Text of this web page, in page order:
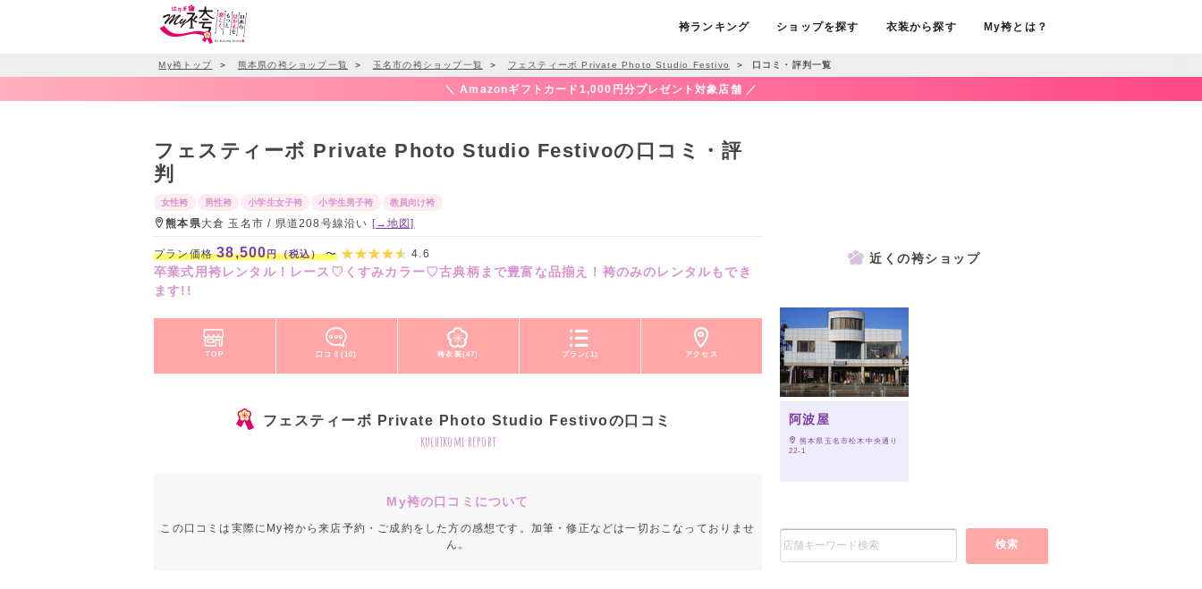
袴ランキング ショップを探す 衣装から探す My袴とは？
My袴トップ ＞ 熊本県の袴ショップ一覧 ＞ 玉名市の袴ショップ一覧 ＞ フェスティーボ Private Photo Studio Festivo ＞ 口コミ・評判一覧
＼ Amazonギフトカード1,000円分プレゼント対象店舗 ／
フェスティーボ Private Photo Studio Festivoの口コミ・評
判
女性袴 男性袴 小学生女子袴 小学生男子袴 教員向け袴
熊本県大倉 玉名市 / 県道208号線沿い [→地図]
プラン価格38,500円（税込）〜 4.6
卒業式用袴レンタル！レース♡くすみカラー♡古典柄まで豊富な品揃え！袴のみのレンタルもでき
ます!!
TOP 口コミ(10) 袴衣装(47) プラン(1) アクセス
フェスティーボ Private Photo Studio Festivoの口コミ
kuchikomi report
My袴の口コミについて
この口コミは実際にMy袴から来店予約・ご成約をした方の感想です。加筆・修正などは一切おこなっておりませ
ん。
近くの袴ショップ
阿波屋
熊本県玉名市松木中央通り
22-1
検索